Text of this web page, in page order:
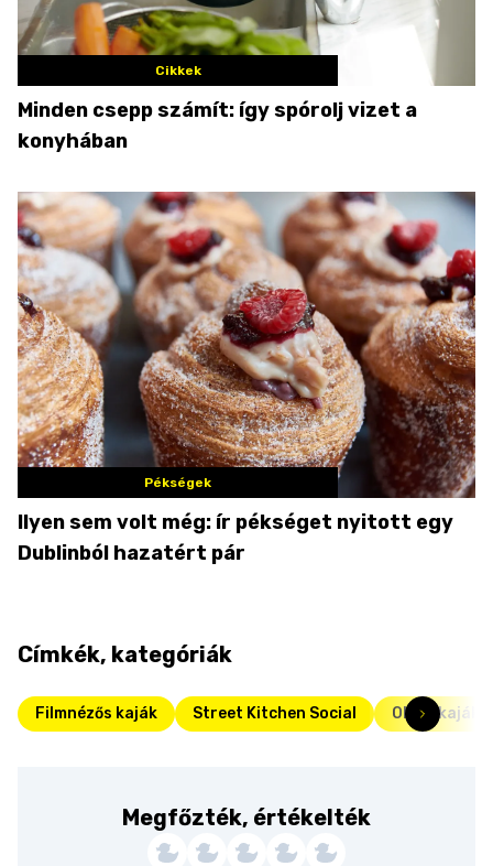
Cikkek
Minden csepp számít: így spórolj vizet a
konyhában
Pékségek
Ilyen sem volt még: ír pékséget nyitott egy
Dublinból hazatért pár
Címkék, kategóriák
Filmnézős kaják Street Kitchen Social Olasz kaják
Megfőzték, értékelték